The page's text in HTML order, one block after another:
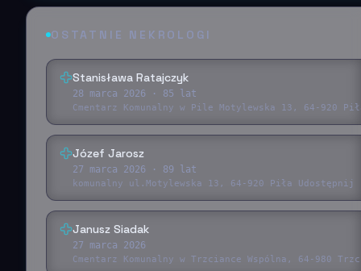
OSTATNIE NEKROLOGI
Stanisława Ratajczyk
28 marca 2026 · 85 lat
Cmentarz Komunalny w Pile Motylewska 13, 64-920
Józef Jarosz
27 marca 2026 · 89 lat
komunalny ul.Motylewska 13, 64-920 Piła
Janusz Siadak
27 marca 2026
Cmentarz Komunalny w Trzciance Wspólna, 64-980